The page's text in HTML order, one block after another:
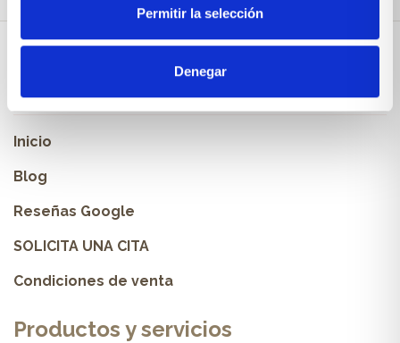
Permitir la selección
Denegar
Inicio
Blog
Reseñas Google
SOLICITA UNA CITA
Condiciones de venta
Productos y servicios